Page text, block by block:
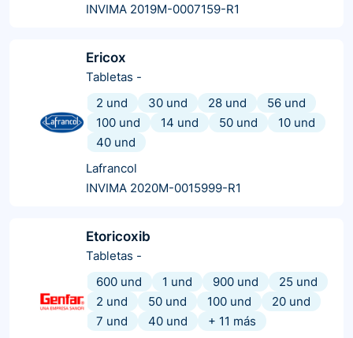
INVIMA 2019M-0007159-R1
Ericox
Tabletas -
2 und
30 und 28 und
56 und
100 und
14 und 50 und
10 und
40 und
Lafrancol
INVIMA 2020M-0015999-R1
Etoricoxib
Tabletas -
600 und
1 und 900 und
25 und
2 und
50 und 100 und
20 und
7 und
40 und + 11 más